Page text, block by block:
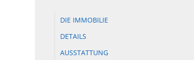
DIE IMMOBILIE
DETAILS
AUSSTATTUNG